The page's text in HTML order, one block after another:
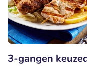
3-gangen